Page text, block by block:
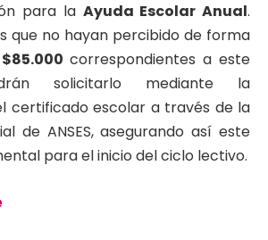
para la Ayuda Escolar Anual.
que no hayan percibido de forma
$85.000 correspondientes a este
solicitarlo mediante la
certificado escolar a través de la
de ANSES, asegurando así este
para el inicio del ciclo lectivo.